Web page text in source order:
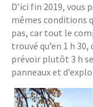
D’ici fin 2019, vous
mêmes conditions
pas, car tout le
trouvé qu’en 1 h
prévoir plutôt 3 h
panneaux et